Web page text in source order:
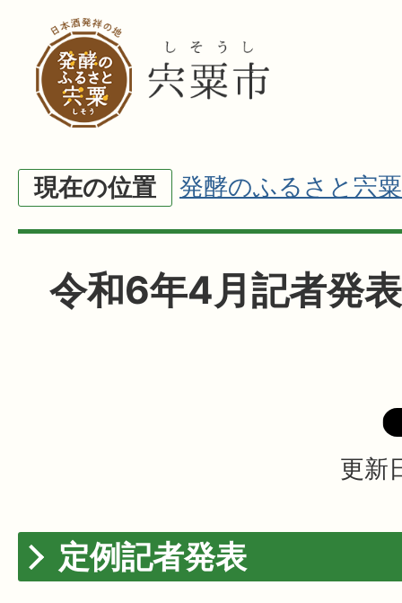
現在の位置 発酵のふるさと宍粟
令和6年4月記者発表
更新
定例記者発表